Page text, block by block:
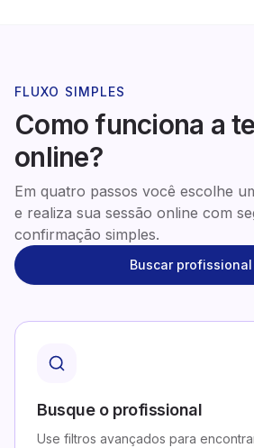
FLUXO SIMPLES
Como funciona a
online?
Em quatro passos você escolhe
e realiza sua sessão online com
confirmação simples.
Buscar profissional
Busque o profissional
Use filtros avançados para